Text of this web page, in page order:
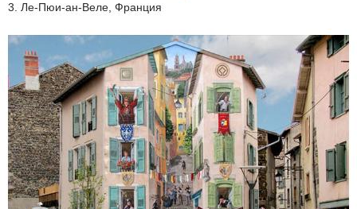
3. Ле-Пюи-ан-Веле, Франция